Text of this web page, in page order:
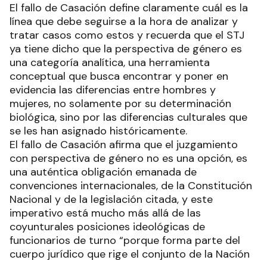
El fallo de Casación define claramente cuál es la
línea que debe seguirse a la hora de analizar y
tratar casos como estos y recuerda que el STJ
ya tiene dicho que la perspectiva de género es
una categoría analítica, una herramienta
conceptual que busca encontrar y poner en
evidencia las diferencias entre hombres y
mujeres, no solamente por su determinación
biológica, sino por las diferencias culturales que
se les han asignado históricamente.
El fallo de Casación afirma que el juzgamiento
con perspectiva de género no es una opción, es
una auténtica obligación emanada de
convenciones internacionales, de la Constitución
Nacional y de la legislación citada, y este
imperativo está mucho más allá de las
coyunturales posiciones ideológicas de
funcionarios de turno “porque forma parte del
cuerpo jurídico que rige el conjunto de la Nación